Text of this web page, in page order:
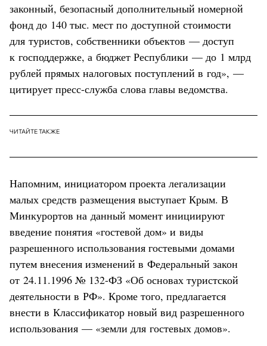
законный, безопасный дополнительный номерной
фонд до 140 тыс. мест по доступной стоимости
для туристов, собственники объектов — доступ
к господдержке, а бюджет Республики — до 1 млрд
рублей прямых налоговых поступлений в год», —
цитирует пресс-служба слова главы ведомства.
ЧИТАЙТЕ ТАКЖЕ
Напомним, инициатором проекта легализации
малых средств размещения выступает Крым. В
Минкурортов на данный момент инициируют
введение понятия «гостевой дом» и виды
разрешенного использования гостевыми домами
путем внесения изменений в Федеральный закон
от 24.11.1996 № 132-ФЗ «Об основах туристской
деятельности в РФ». Кроме того, предлагается
внести в Классификатор новый вид разрешенного
использования — «земли для гостевых домов».